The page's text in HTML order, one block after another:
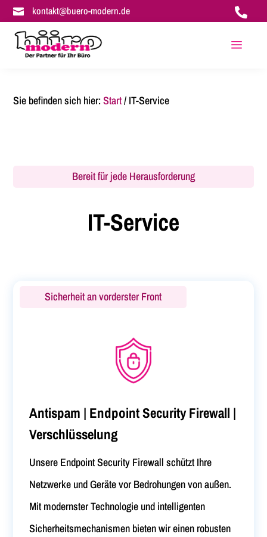
 kontakt@buero-modern.de 
a
Sie befinden sich hier:Start/ IT-Service
Bereit für jede Herausforderung
IT-Service
Sicherheit an vorderster Front
Antispam | Endpoint Security Firewall |
Verschlüsselung
Unsere Endpoint Security Firewall schützt Ihre
Netzwerke und Geräte vor Bedrohungen von außen.
Mit modernster Technologie und intelligenten
Sicherheitsmechanismen bieten wir einen robusten